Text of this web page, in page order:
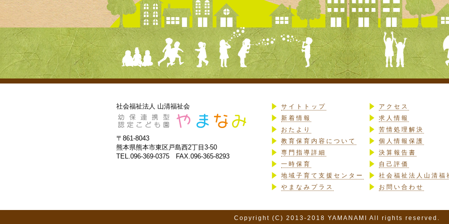
社会福祉法人 山清福祉会
〒861-8043
熊本県熊本市東区戸島西2丁目3-50
TEL.096-369-0375 FAX.096-365-8293
サイトトップ
新着情報
おたより
教育保育内容について
専門指導詳細
一時保育
地域子育て支援センター
やまなみプラス
アクセス
求人情報
苦情処理解決
個人情報保護
決算報告書
自己評価
社会福祉法人山清福
お問い合わせ
Copyright (C) 2013-2018 YAMANAMI All rights reserved.